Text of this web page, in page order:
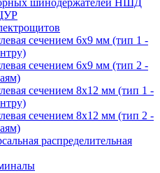
шинодержателей НШД
сечением 6х9 мм (тип 1 -
сечением 6х9 мм (тип 2 -
сечением 8х12 мм (тип 1 -
сечением 8х12 мм (тип 2 -
распределительная